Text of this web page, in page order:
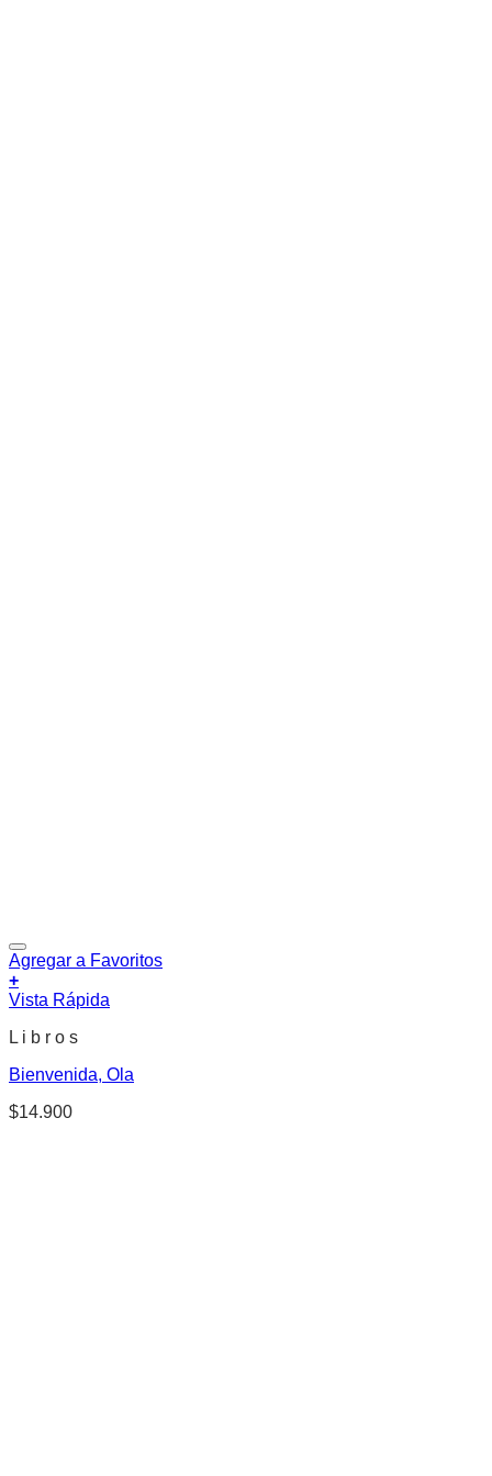
Agregar a Favoritos
+
Vista Rápida
L i b r o s
Bienvenida, Ola
$14.900